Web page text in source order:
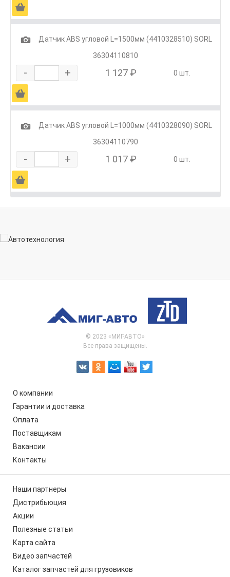
Ä
1
Датчик ABS угловой L=1500мм (4410328510) SORL
36304110810
- + 1 127 ₽ 0 шт.
Ä
1
Датчик ABS угловой L=1000мм (4410328090) SORL
36304110790
- + 1 017 ₽ 0 шт.
Ä
© 2023 «МИГ-АВТО»
Все права защищены.
О компании
Гарантии и доставка
Оплата
Поставщикам
Вакансии
Контакты
Наши партнеры
Дистрибьюция
Акции
Полезные статьи
Карта сайта
Видео запчастей
Каталог запчастей для грузовиков